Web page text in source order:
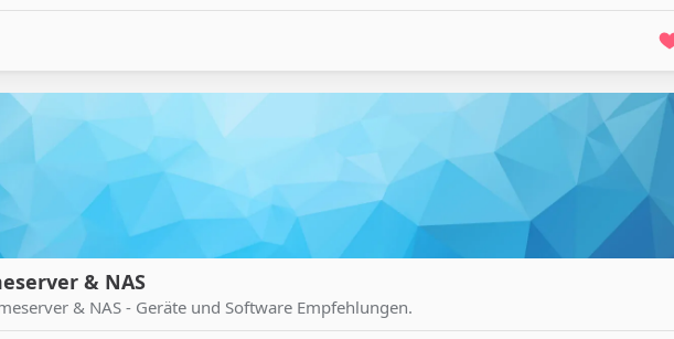
& NAS
& NAS - Geräte und Software Empfehlungen.